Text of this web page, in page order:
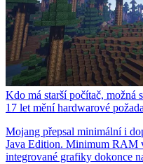
Kdo má starší počítač, možná
17 let mění hardwarové
Mojang přepsal minimální i
Java Edition. Minimum RAM
integrované grafiky dokonce